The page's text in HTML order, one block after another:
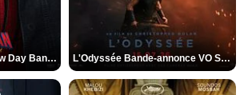
Spider-Man: Brand New Day Bande-annonce VO STFR L'Odyssée Bande-annonce VO STFR